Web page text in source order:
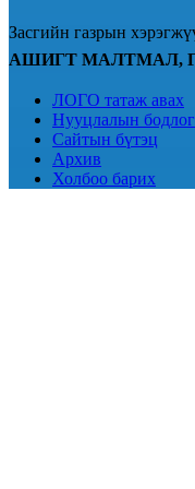
Засгийн газрын
АШИГТ МАЛТМАЛ,
ЛОГО татаж авах
Нууцлалын
Сайтын бүтэц
Архив
Холбоо барих